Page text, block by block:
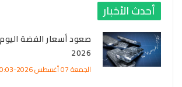
أحدث الأخبار
2026
الجمعة 07 أغسطس 2026-10:03